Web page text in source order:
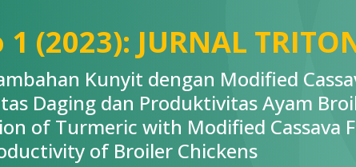
(2023): JURNAL
Kunyit dengan Modified
Daging dan Produktivitas Ayam
of Turmeric with Modified Cassava
of Broiler Chickens